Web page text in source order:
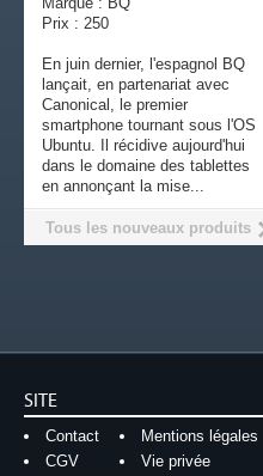
Prix : 250
En juin dernier, l'espagnol BQ
lançait, en partenariat avec
Canonical, le premier
smartphone tournant sous l'OS
Ubuntu. Il récidive aujourd'hui
dans le domaine des tablettes
en annonçant la mise...
Tous les nouveaux produits
SITE
Contact
Mentions légales
CGV
Vie privée